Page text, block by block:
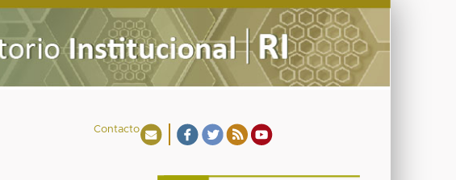
Contacto